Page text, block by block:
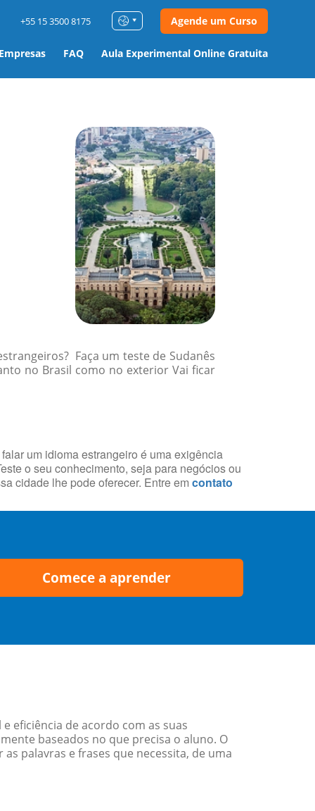
FAQ Aula Experimental Online Gratuita
+55 15 3500 8175 Agende um Curso
Faça um teste de Sudanês
no Brasil como no exterior Vai ficar
um idioma estrangeiro é uma exigência
o seu conhecimento, seja para negócios ou
cidade lhe pode oferecer. Entre em contato
Comece a aprender
eficiência de acordo com as suas
baseados no que precisa o aluno. O
palavras e frases que necessita, de uma